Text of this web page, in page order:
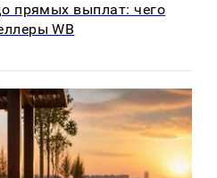
прямых выплат: чего
WB